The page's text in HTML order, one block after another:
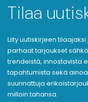
Tilaa
Liity uutiskirjeen
parhaat tarjoukset
trendeistä, innostavista
tapahtumista sekä
suunnattuja
milloin tahansa.